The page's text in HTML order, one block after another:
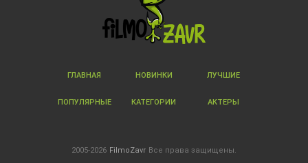
ГЛАВНАЯ НОВИНКИ ЛУЧШИЕ
ПОПУЛЯРНЫЕ КАТЕГОРИИ АКТЕРЫ
2005-2026 FilmoZavr Все права защищены.